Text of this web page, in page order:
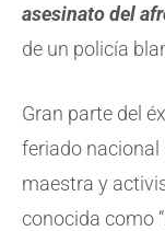
asesinato del
de un policía
Gran parte del
feriado nacional
maestra y
conocida como